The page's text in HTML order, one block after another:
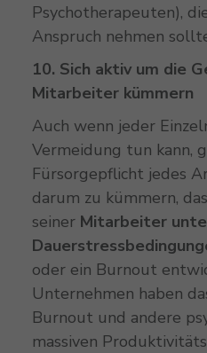
Psychotherapeuten),
Anspruch nehmen
10. Sich aktiv um die
Mitarbeiter kümmern
Auch wenn jeder
Vermeidung tun kann,
Fürsorgepflicht jedes
darum zu kümmern,
seiner Mitarbeiter
oder ein Burnout
Unternehmen haben
Burnout und andere
massiven